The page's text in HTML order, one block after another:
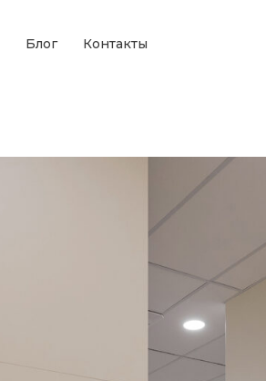
Блог Контакты